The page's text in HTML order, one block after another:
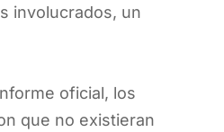
involucrados, un
oficial, los
que no existieran